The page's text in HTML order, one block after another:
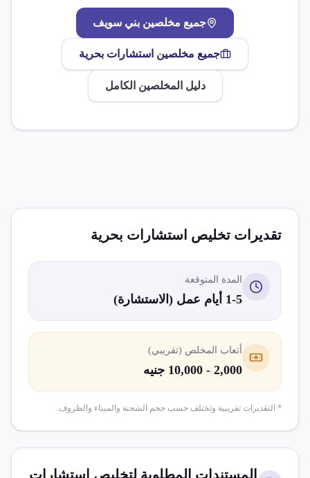
جميع مخلصين بني سويف
جميع مخلصين استشارات بحرية
دليل المخلصين الكامل
تقديرات تخليص استشارات بحرية
المدة المتوقعة
1-5 أيام عمل (الاستشارة)
أتعاب المخلص (تقريبي)
2,000 - 10,000 جنيه
* التقديرات تقريبية وتختلف حسب حجم الشحنة والميناء والظروف.
المستندات المطلوبة لتخليص استشارات